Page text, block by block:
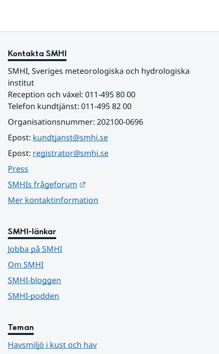
Kontakta SMHI
SMHI, Sveriges meteorologiska och hydrologiska
institut
Reception och växel: 011-495 80 00
Telefon kundtjänst: 011-495 82 00
Organisationsnummer: 202100-0696
Epost: kundtjanst@smhi.se
Epost: registrator@smhi.se
Press
SMHIs frågeforum
Mer kontaktinformation
SMHI-länkar
Jobba på SMHI
Om SMHI
SMHI-bloggen
SMHI-podden
Teman
Havsmiljö i kust och hav